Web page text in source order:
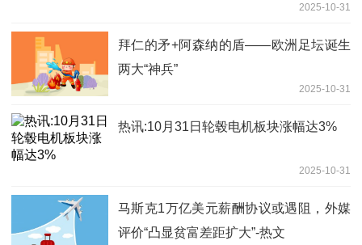
2025-10-31
拜仁的矛+阿森纳的盾——欧洲足坛诞生
两大“神兵”
2025-10-31
热讯:10月31日轮毂电机板块涨幅达3%
2025-10-31
马斯克1万亿美元薪酬协议或遇阻，外媒
评价“凸显贫富差距扩大”-热文